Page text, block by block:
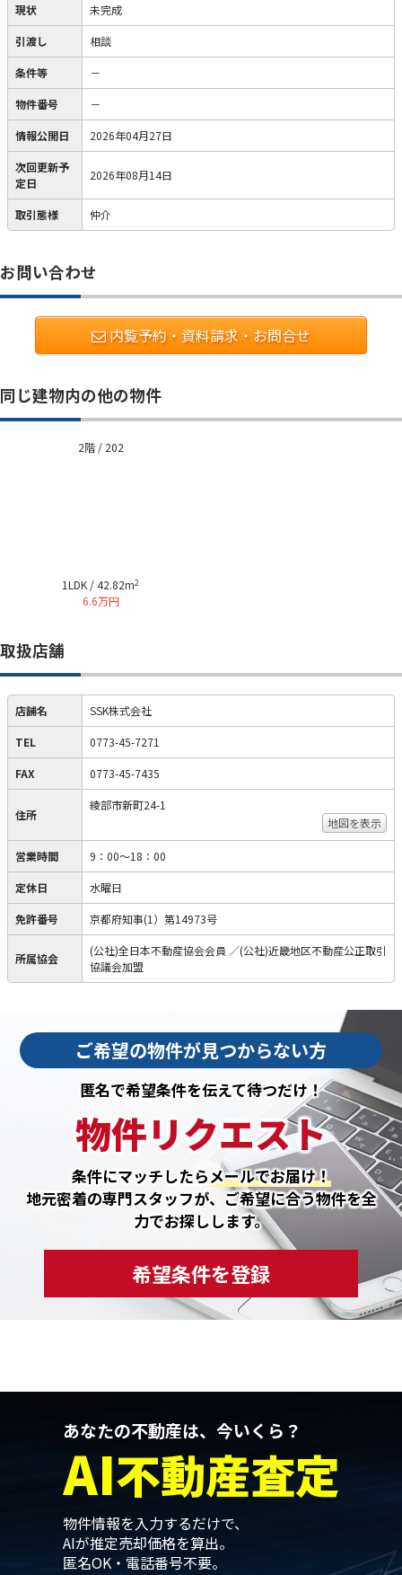
現状 未完成
引渡し 相談
条件等 －
物件番号 －
情報公開日 2026年04月27日
次回更新予
定日
2026年08月14日
取引態様 仲介
お問い合わせ
内覧予約・資料請求・お問合せ
同じ建物内の他の物件
2階 / 202
1LDK / 42.82m2
6.6万円
取扱店舗
店舗名 SSK株式会社
TEL 0773-45-7271
FAX 0773-45-7435
住所
綾部市新町24-1
地図を表示
営業時間 9：00～18：00
定休日 水曜日
免許番号 京都府知事(1）第14973号
所属協会
(公社)全日本不動産協会会員 ／(公社)近畿地区不動産公正取引
協議会加盟
ご希望の物件が見つからない方
匿名で希望条件を伝えて待つだけ！
物件リクエスト
条件にマッチしたらメールでお届け！
地元密着の専門スタッフが、ご希望に合う物件を全
力でお探しします。
希望条件を登録
あなたの不動産は、今いくら？
AI不動産査定
物件情報を入力するだけで、
AIが推定売却価格を算出。
匿名OK・電話番号不要。